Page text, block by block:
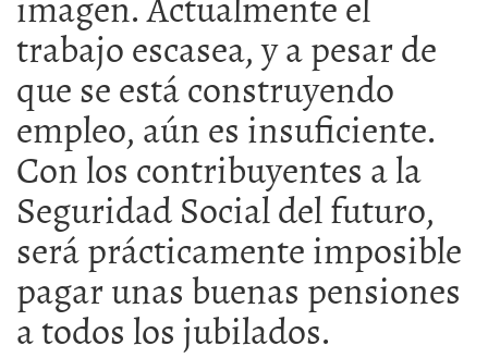
trabajo escasea, y a pesar de
que se está construyendo
empleo, aún es insuficiente.
Con los contribuyentes a la
Seguridad Social del futuro,
será prácticamente imposible
pagar unas buenas pensiones
a todos los jubilados.